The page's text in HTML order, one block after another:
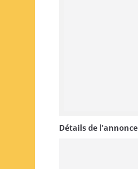
Détails de l'annonce